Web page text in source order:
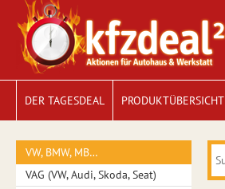
DER TAGESDEAL PRODUKTÜBERSICHT
VW, BMW, MB…
VAG (VW, Audi, Skoda, Seat)